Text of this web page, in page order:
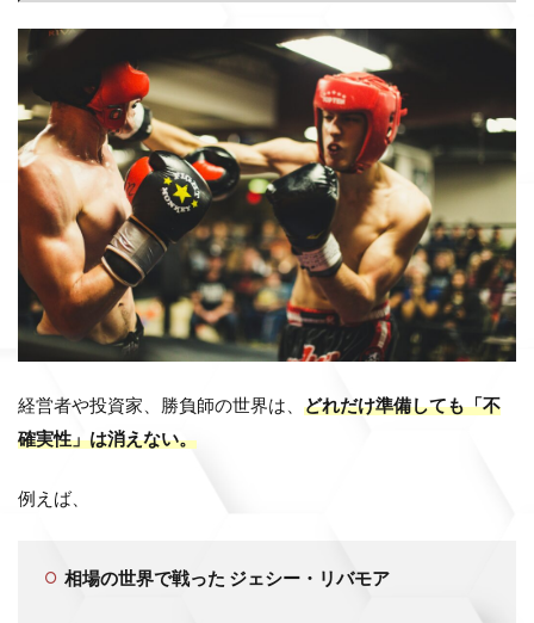
経営者や投資家、勝負師の世界は、 どれだけ準備しても「不
確実性」は消えない。
例えば、
相場の世界で戦った ジェシー・リバモア